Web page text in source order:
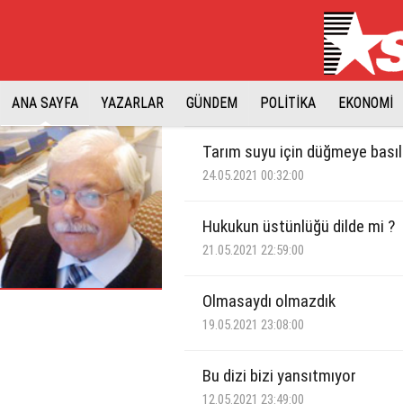
ANA SAYFA YAZARLAR GÜNDEM POLİTİKA EKONOMİ
Tarım suyu için düğmeye
24.05.2021 00:32:00
Hukukun üstünlüğü dilde mi ?
21.05.2021 22:59:00
Olmasaydı olmazdık
19.05.2021 23:08:00
Bu dizi bizi yansıtmıyor
12.05.2021 23:49:00